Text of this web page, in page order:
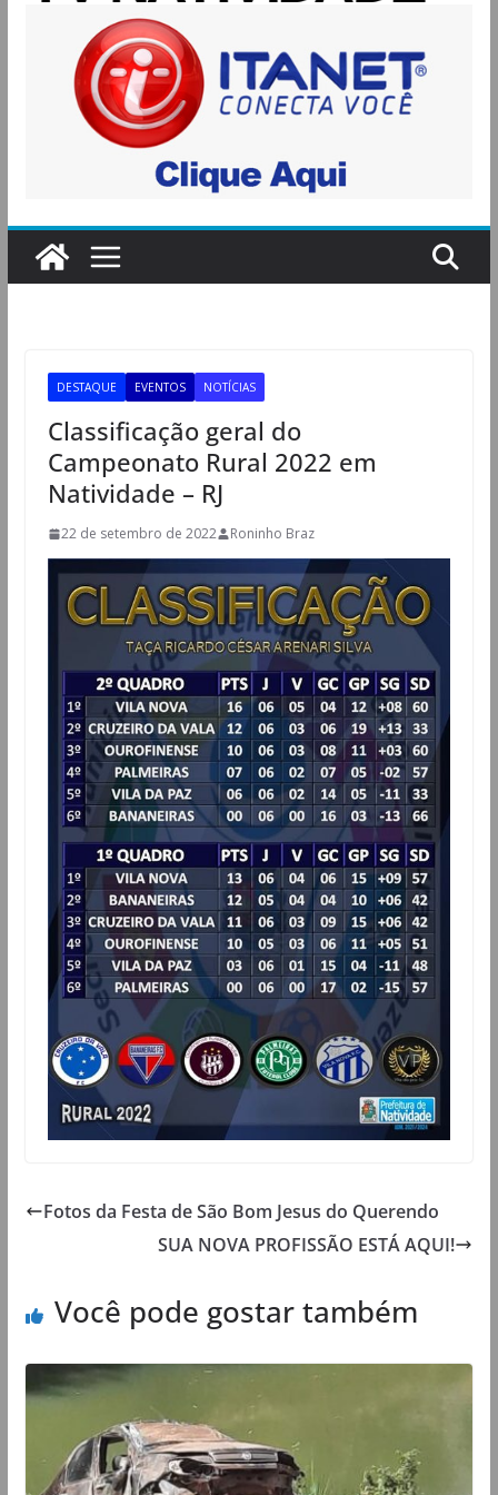
DESTAQUE EVENTOS NOTÍCIAS
Classificação geral do
Campeonato Rural 2022 em
Natividade – RJ
22 de setembro de 2022 Roninho Braz
Fotos da Festa de São Bom Jesus do Querendo
SUA NOVA PROFISSÃO ESTÁ AQUI!
Você pode gostar também